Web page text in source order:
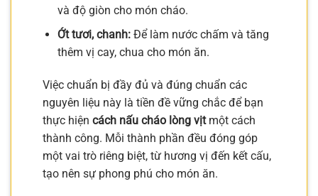
và độ giòn cho món cháo.
Ớt tươi, chanh:Để làm nước chấm và tăng
thêm vị cay, chua cho món ăn.
Việc chuẩn bị đầy đủ và đúng chuẩn các
nguyên liệu này là tiền đề vững chắc để bạn
thực hiện cách nấu cháo lòng vịtmột cách
thành công. Mỗi thành phần đều đóng góp
một vai trò riêng biệt, từ hương vị đến kết cấu,
tạo nên sự phong phú cho món ăn.